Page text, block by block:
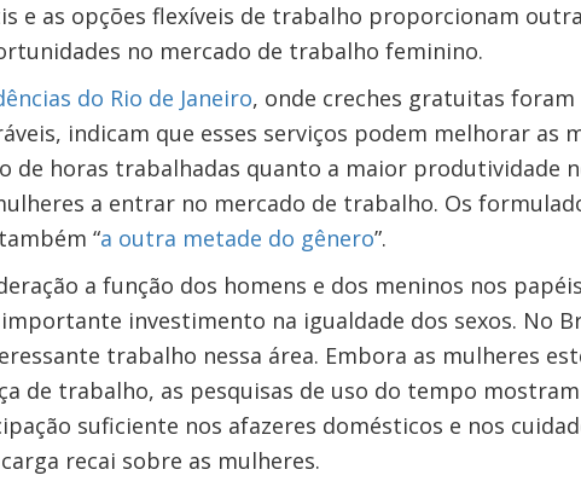
e as opções flexíveis de trabalho proporcionam
no mercado de trabalho feminino.
do Rio de Janeiro, onde creches gratuitas
indicam que esses serviços podem melhorar as
de horas trabalhadas quanto a maior produtividade
a entrar no mercado de trabalho. Os
“a outra metade do gênero”.
a função dos homens e dos meninos nos
investimento na igualdade dos sexos. No
trabalho nessa área. Embora as mulheres
de trabalho, as pesquisas de uso do tempo
suficiente nos afazeres domésticos e nos
recai sobre as mulheres.